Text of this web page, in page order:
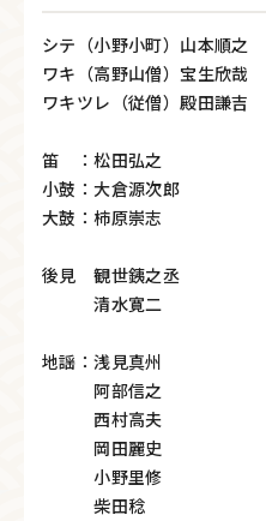
シテ（小野小町）山本順之
ワキ（高野山僧）宝生欣哉
ワキツレ（従僧）殿田謙吉
笛 ：松田弘之
小鼓：大倉源次郎
大鼓：柿原崇志
後見 観世銕之丞
清水寛二
地謡：浅見真州
阿部信之
西村高夫
岡田麗史
小野里修
柴田稔